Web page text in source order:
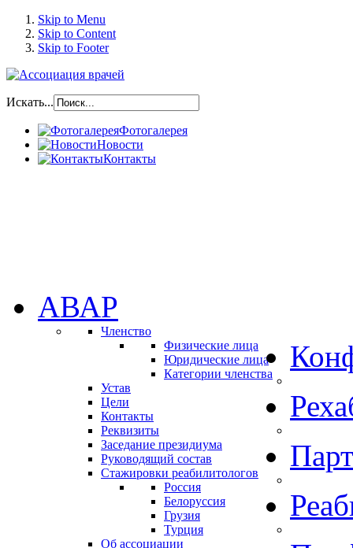
Skip to Menu
Skip to Content
Skip to Footer
Искать...
Фотогалерея
Новости
Контакты
АВАР
Членство
Физические лица
Юридические лица
Категории членства
Устав
Цели
Контакты
Реквизиты
Заседание президиума
Руководящий состав
Стажировки реабилитологов
Россия
Белоруссия
Грузия
Турция
Об ассоциации